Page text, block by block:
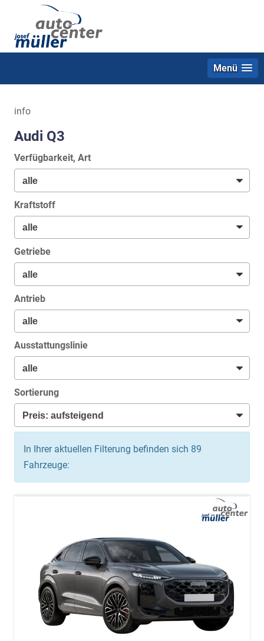
Menü
info
Audi Q3
Verfügbarkeit, Art
Kraftstoff
Getriebe
Antrieb
Ausstattungslinie
Sortierung
In Ihrer aktuellen Filterung befinden sich 89
Fahrzeuge: